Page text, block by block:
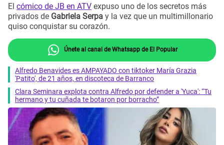
El cómico de JB en ATV expuso uno de los secretos más
privados de Gabriela Serpa y la vez que un multimillonario
quiso conquistar su corazón.
Únete al canal de Whatsapp de El Popular
Alfredo Benavides es AMPAYADO con tiktoker María Grazia
'Patito', de 21 años, en discoteca de Barranco
Clara Seminara explota contra Alfredo por defender a 'Yuca': “Tu
hermano y tu cuñada te botaron por borracho”